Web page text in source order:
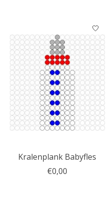
Kralenplank Babyfles
€0,00